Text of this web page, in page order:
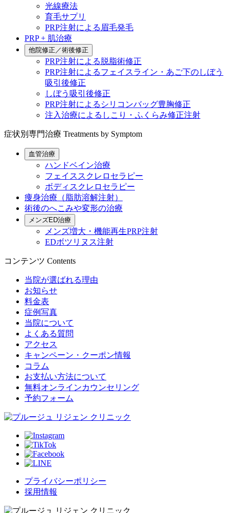
光線療法
育毛サプリ
PRP注射による眉毛発毛
PRP + 肌治療
他院修正／術後修正
PRP注射による脱脂術修正
PRP注射によるフェイスライン・あご下のしぼう
吸引後修正
しぼう吸引後修正
PRP注射によるシリコンバッグ豊胸修正
注入治療によるしこり・ふくらみ修正注射
症状別専門治療 Treatments by Symptom
血管治療
ハンドベイン治療
フェイススクレロセラピー
ボディスクレロセラピー
痩身治療（脂肪溶解注射）
術後のへこみや変形の治療
メンズED治療
メンズ増大・機能再生PRP注射
EDボツリヌス注射
コンテンツ Contents
当院が選ばれる理由
お知らせ
料金表
症例写真
当院について
よくある質問
アクセス
キャンペーン・クーポン情報
コラム
お支払い方法について
無料オンラインカウンセリング
予約フォーム
プライバシーポリシー
採用情報